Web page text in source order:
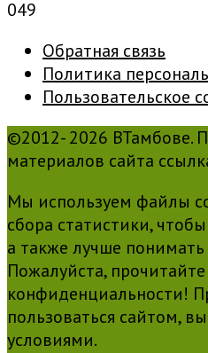
049
Обратная связь
Политика
Пользовательское
©2012- 2026 ВТамбове.
материалов сайта
Мы используем файлы
сбора статистики,
а также лучше
Пожалуйста,
конфиденциальности!
пользоваться сайтом,
условиями.